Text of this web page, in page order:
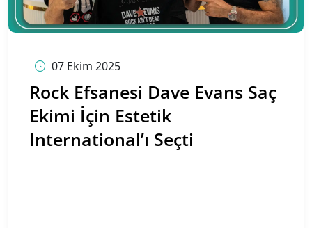
07 Ekim 2025
Rock Efsanesi Dave Evans Saç
Ekimi İçin Estetik
International’ı Seçti